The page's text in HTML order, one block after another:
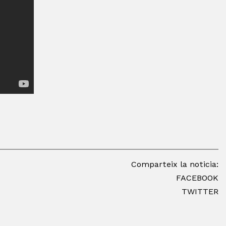
Comparteix la noticia:
FACEBOOK
TWITTER